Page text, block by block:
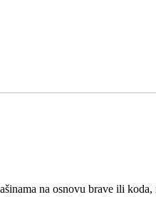
na osnovu brave ili